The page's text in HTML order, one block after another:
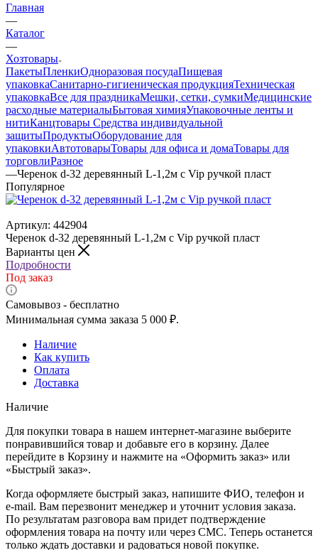
Главная
—
Каталог
—
Хозтовары
ПакетыПленкиОдноразовая посудаПищевая
упаковкаСанитарно-гигиеническая продукцияТехническая
упаковкаВсе для праздникаМешки, сетки, сумкиМедицинские
расходные материалыБытовая химияУпаковочные ленты и
нитиКанцтовары Средства индивидуальной
защитыПродуктыОборудование для
упаковкиАвтотоварыТовары для офиса и домаТовары для
торговлиРазное
—Черенок d-32 деревянный L-1,2м с Vip ручкой пласт
Популярное
Артикул: 442904
Черенок d-32 деревянный L-1,2м с Vip ручкой пласт
Варианты цен
Подробности
Под заказ
Самовывоз - бесплатно
Минимальная сумма заказа 5 000 ₽.
Наличие
Как купить
Оплата
Доставка
Наличие
Для покупки товара в нашем интернет-магазине выберите
понравившийся товар и добавьте его в корзину. Далее
перейдите в Корзину и нажмите на «Оформить заказ» или
«Быстрый заказ».
Когда оформляете быстрый заказ, напишите ФИО, телефон и
e-mail. Вам перезвонит менеджер и уточнит условия заказа.
По результатам разговора вам придет подтверждение
оформления товара на почту или через СМС. Теперь останется
только ждать доставки и радоваться новой покупке.